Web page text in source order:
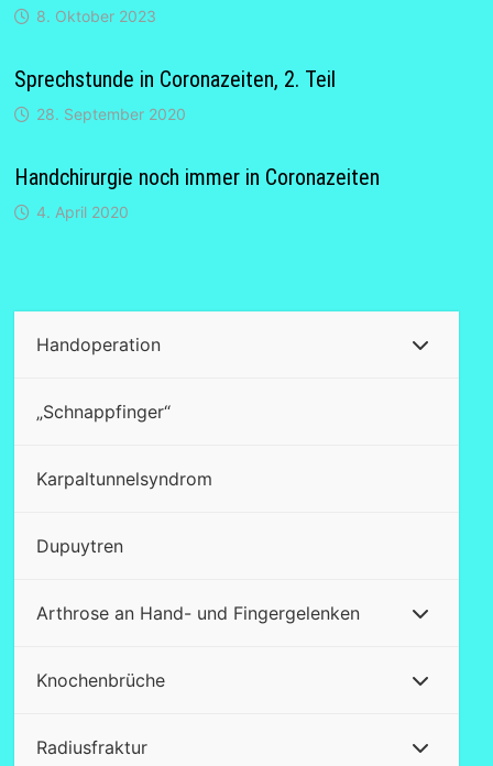
8. Oktober 2023
Sprechstunde in Coronazeiten, 2. Teil
28. September 2020
Handchirurgie noch immer in Coronazeiten
4. April 2020
Handoperation
„Schnappfinger“
Karpaltunnelsyndrom
Dupuytren
Arthrose an Hand- und Fingergelenken
Knochenbrüche
Radiusfraktur